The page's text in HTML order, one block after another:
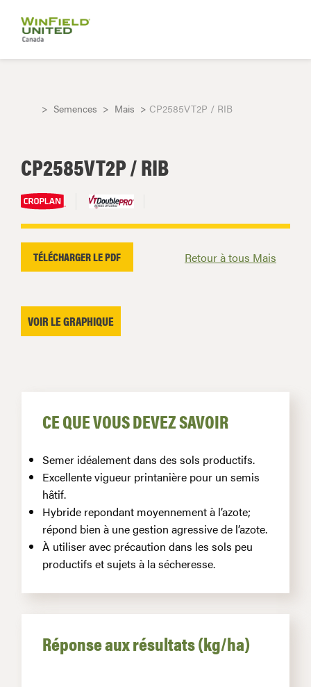
Semences Mais CP2585VT2P / RIB
CP2585VT2P / RIB
TÉLÉCHARGER LE PDF Retour à tous Mais
VOIR LE GRAPHIQUE
CE QUE VOUS DEVEZ SAVOIR
Semer idéalement dans des sols productifs.
Excellente vigueur printanière pour un semis
hâtif.
Hybride repondant moyennement à l’azote;
répond bien à une gestion agressive de l’azote.
À utiliser avec précaution dans les sols peu
productifs et sujets à la sécheresse.
Réponse aux résultats (kg/ha)